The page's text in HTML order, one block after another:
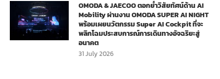
OMODA & JAECOO ตอกย้ำวิสัยทัศน์ด้าน AI
Mobility ผ่านงาน OMODA SUPER AI NIGHT
พร้อมเผยนวัตกรรม Super AI Cockpit ที่จะ
พลิกโฉมประสบการณ์การเดินทางอัจฉริยะสู่
อนาคต
31 July 2026